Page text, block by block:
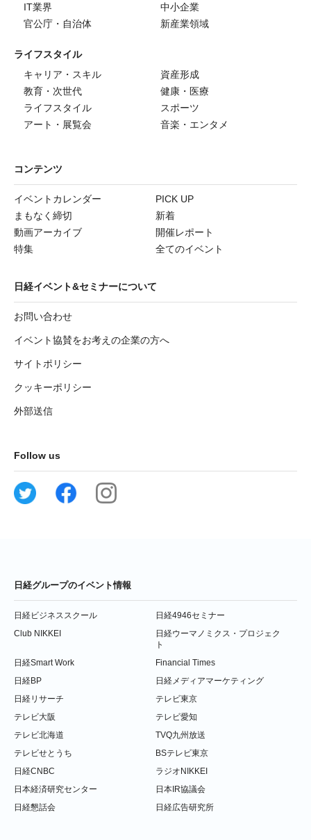
IT業界
中小企業
官公庁・自治体
新産業領域
ライフスタイル
キャリア・スキル
資産形成
教育・次世代
健康・医療
ライフスタイル
スポーツ
アート・展覧会
音楽・エンタメ
コンテンツ
イベントカレンダー
PICK UP
まもなく締切
新着
動画アーカイブ
開催レポート
特集
全てのイベント
日経イベント&セミナーについて
お問い合わせ
イベント協賛をお考えの企業の方へ
サイトポリシー
クッキーポリシー
外部送信
Follow us
日経グループのイベント情報
日経ビジネススクール
日経4946セミナー
Club NIKKEI
日経ウーマノミクス・プロジェク
ト
日経Smart Work
Financial Times
日経BP
日経メディアマーケティング
日経リサーチ
テレビ東京
テレビ大阪
テレビ愛知
テレビ北海道
TVQ九州放送
テレビせとうち
BSテレビ東京
日経CNBC
ラジオNIKKEI
日本経済研究センター
日本IR協議会
日経懇話会
日経広告研究所